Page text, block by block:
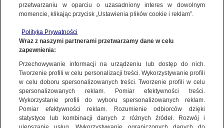
KONTAKT24|NAJNOWSZE
Zdewastowali cmentarz, zniszczyli groby.
Policja szuka sprawców
30 WRZEŚNIA 2015 16:40
NAJNOWSZE
GORĄCE TEMATY
WIĘCEJ
KANAŁY
przetwarzaniu w oparciu o uzasadniony interes w dowolnym
momencie, klikając przycisk „Ustawienia plików cookie i reklam”.
Polityka Prywatności
Wraz z naszymi partnerami przetwarzamy dane w celu
zapewnienia:
Przechowywanie informacji na urządzeniu lub dostęp do nich.
Tworzenie profili w celu personalizacji treści. Wykorzystywanie profili
w celu doboru spersonalizowanych treści. Tworzenie profili w celu
spersonalizowanych reklam. Pomiar efektywności treści.
Wykorzystanie profili do wyboru spersonalizowanych reklam.
Pomiar efektywności reklam. Rozumienie odbiorców dzięki
statystyce lub kombinacji danych z różnych źródeł. Rozwój i